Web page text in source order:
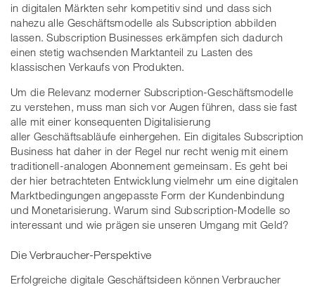
in digitalen Märkten sehr kompetitiv sind und dass sich
nahezu alle Geschäftsmodelle als Subscription abbilden
lassen. Subscription Businesses erkämpfen sich dadurch
einen stetig wachsenden Marktanteil zu Lasten des
klassischen Verkaufs von Produkten.
Um die Relevanz moderner Subscription-Geschäftsmodelle
zu verstehen, muss man sich vor Augen führen, dass sie fast
alle mit einer konsequenten Digitalisierung
aller Geschäftsabläufe einhergehen. Ein digitales Subscription
Business hat daher in der Regel nur recht wenig mit einem
traditionell-analogen Abonnement gemeinsam. Es geht bei
der hier betrachteten Entwicklung vielmehr um eine digitalen
Marktbedingungen angepasste Form der Kundenbindung
und Monetarisierung. Warum sind Subscription-Modelle so
interessant und wie prägen sie unseren Umgang mit Geld?
Die Verbraucher-Perspektive
Erfolgreiche digitale Geschäftsideen können Verbraucher